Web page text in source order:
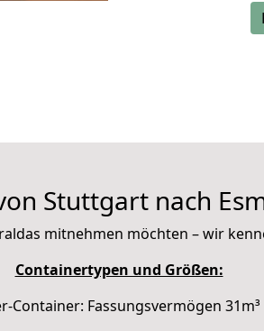
Stuttgart nach
mitnehmen möchten – wir
Containertypen und Größen:
Container: Fassungsvermögen 31m³